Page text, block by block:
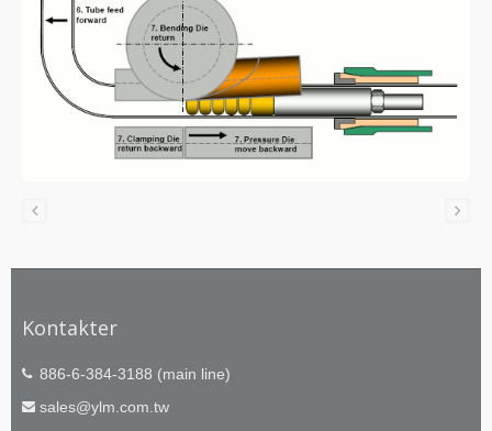
Kontakter
886-6-384-3188 (main line)
sales@ylm.com.tw